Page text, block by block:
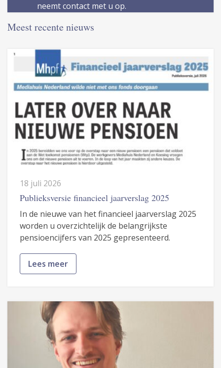
neemt contact met u op.
Meest recente nieuws
18 juli 2026
Publieksversie financieel jaarverslag 2025
In de nieuwe van het financieel jaarverslag 2025
worden u overzichtelijk de belangrijkste
pensioencijfers van 2025 gepresenteerd.
Lees meer